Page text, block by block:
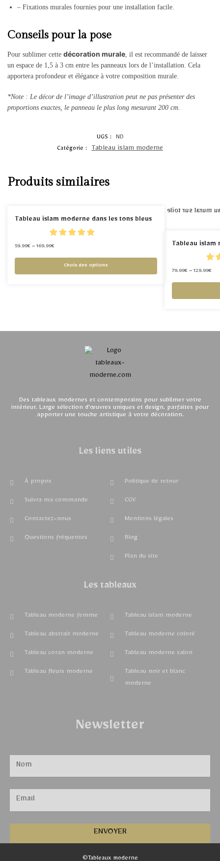
– Fixations murales fournies pour une installation facile.
Conseils pour la pose
Pour sublimer cette décoration murale, il est recommandé de laisser
un espace de 1,5 à 3 cm entre les panneaux lors de l’installation. Cela
apportera profondeur et élégance à votre composition murale.
*Note : Le décor de l’image d’illustration peut ne pas présenter des
proportions exactes, le panneau le plus long mesurant 200 cm.
UGS :
ND
Catégorie :
Tableau islam moderne
Produits similaires
Tableau islam moderne dans les tons bleus
59.99€ – 169.99€
Choix des options
Tableau islam
79.99€ – 129.99€
Des tableaux modernes et contemporains pour sublimer votre
intérieur. Large sélection d'œuvres uniques et design, parfaites pour
apporter une touche artistique à votre décoration.
Les liens utiles
À propos
Suivra ma commande
Contactez-nous
Questions fréquentes
Politique de retour
CGV
Mentions légales
Blog
Plan du site
Les tableaux
Tableau moderne femme
Tableau abstrait moderne
Tableau coran moderne
Tableau fleurs moderne
Tableau islam moderne
Tableau moderne coloré
Tableau moderne salon
Tableau noir et blanc
moderne
Newsletter
ENVOYER
©Tableaux moderne